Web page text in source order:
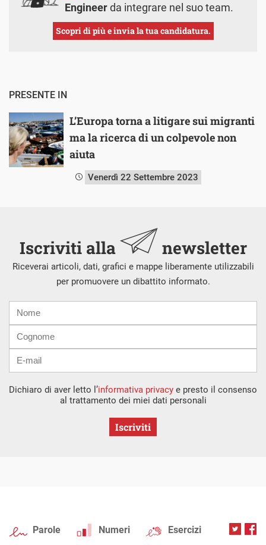
Engineerda integrare nel suo team.
Scopri di più e invia la tua candidatura.
PRESENTE IN
L’Europa torna a litigare sui migranti
ma la ricerca di un colpevole non
aiuta
Venerdì 22 Settembre 2023
Iscriviti alla newsletter
Riceverai articoli, dati, grafici e mappe liberamente utilizzabili
per promuovere un dibattito informato.
mail
Dichiaro di aver letto l’informativa privacy e presto il consenso
al trattamento dei miei dati personali
Iscriviti
Parole Numeri Esercizi